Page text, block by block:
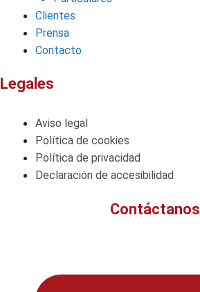
Clientes
Prensa
Contacto
Legales
Aviso legal
Política de cookies
Política de privacidad
Declaración de accesibilidad
Contáctanos